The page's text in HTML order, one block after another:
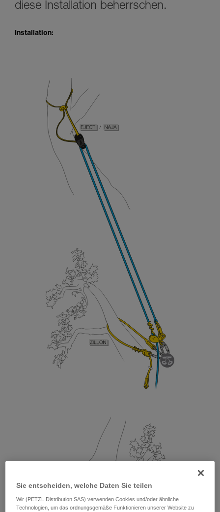
diese Installation beherrschen.
Installation:
Sie entscheiden, welche Daten Sie teilen
Wir (PETZL Distribution SAS) verwenden Cookies und/oder ähnliche
Technologien, um das ordnungsgemäße Funktionieren unserer Website zu